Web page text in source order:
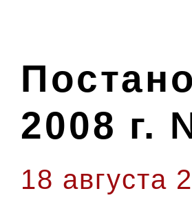
2008 г.
18 августа